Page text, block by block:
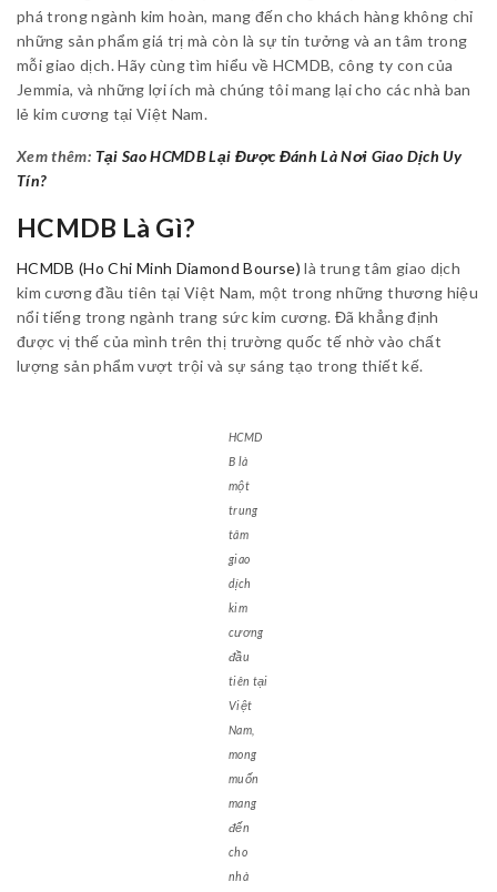
phá trong ngành kim hoàn, mang đến cho khách hàng không chỉ
những sản phẩm giá trị mà còn là sự tin tưởng và an tâm trong
mỗi giao dịch. Hãy cùng tìm hiểu về HCMDB, công ty con của
Jemmia, và những lợi ích mà chúng tôi mang lại cho các nhà ban
lẻ kim cương tại Việt Nam.
Xem thêm: Tại Sao HCMDB Lại Được Đánh Là Nơi Giao Dịch Uy
Tín?
HCMDB Là Gì?
HCMDB (Ho Chi Minh Diamond Bourse) là trung tâm giao dịch
kim cương đầu tiên tại Việt Nam, một trong những thương hiệu
nổi tiếng trong ngành trang sức kim cương. Đã khẳng định
được vị thế của mình trên thị trường quốc tế nhờ vào chất
lượng sản phẩm vượt trội và sự sáng tạo trong thiết kế.
HCMD
B là
một
trung
tâm
giao
dịch
kim
cương
đầu
tiên tại
Việt
Nam,
mong
muốn
mang
đến
cho
nhà